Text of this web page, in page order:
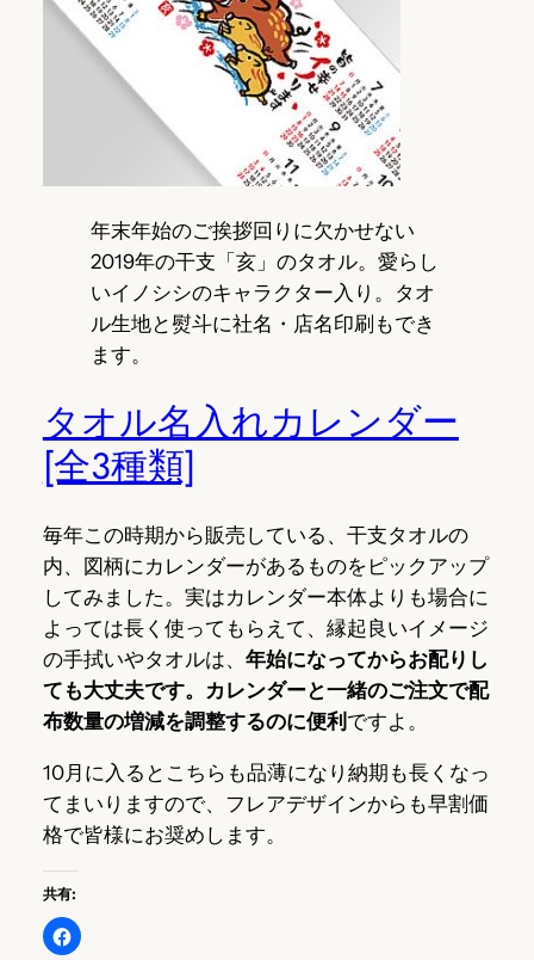
年末年始のご挨拶回りに欠かせない
2019年の干支「亥」のタオル。愛らし
いイノシシのキャラクター入り。タオ
ル生地と熨斗に社名・店名印刷もでき
ます。
タオル名入れカレンダー
[全3種類]
毎年この時期から販売している、干支タオルの
内、図柄にカレンダーがあるものをピックアップ
してみました。実はカレンダー本体よりも場合に
よっては長く使ってもらえて、縁起良いイメージ
の手拭いやタオルは、 年始になってからお配りし
ても大丈夫です。カレンダーと一緒のご注文で配
布数量の増減を調整するのに便利 ですよ。
10月に入るとこちらも品薄になり納期も長くなっ
てまいりますので、フレアデザインからも早割価
格で皆様にお奨めします。
共有: